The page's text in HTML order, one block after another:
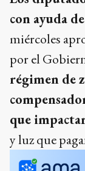
con ayuda
miércoles
por el
régimen de
que
y luz que